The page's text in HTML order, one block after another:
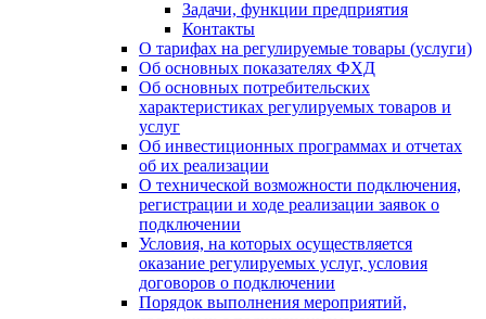
Задачи, функции предприятия
Контакты
О тарифах на регулируемые товары (услуги)
Об основных показателях ФХД
Об основных потребительских
характеристиках регулируемых товаров и
услуг
Об инвестиционных программах и отчетах
об их реализации
О технической возможности подключения,
регистрации и ходе реализации заявок о
подключении
Условия, на которых осуществляется
оказание регулируемых услуг, условия
договоров о подключении
Порядок выполнения мероприятий,